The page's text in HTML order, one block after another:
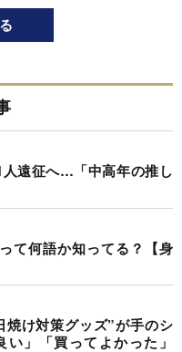
遠征へ…「中高年の推し
て何語か知ってる？【身
焼け対策グッズ”が手のシ
」「買ってよかった」